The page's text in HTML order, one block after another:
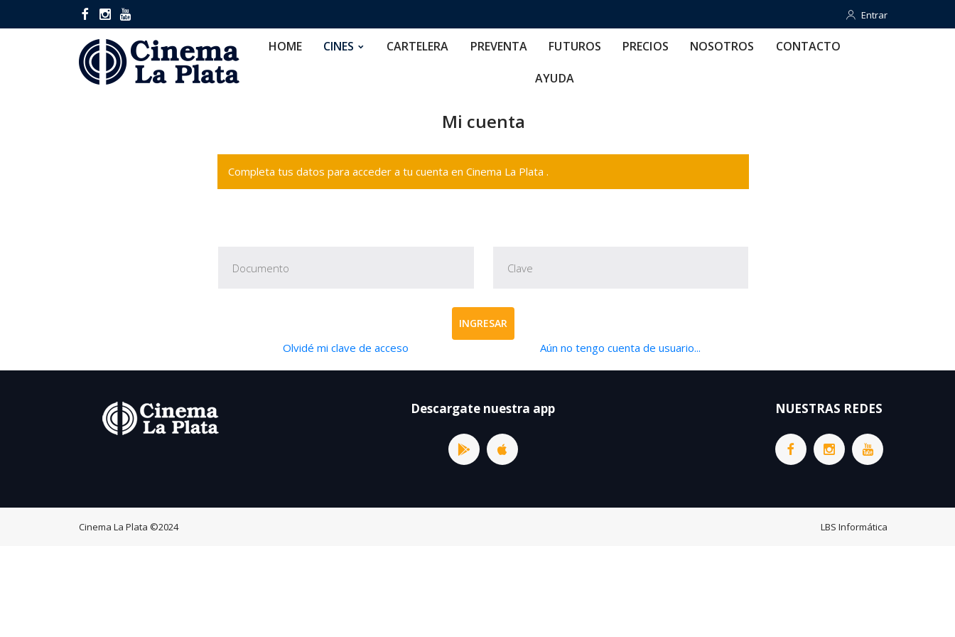
Entrar
Entrar
HOME CINES CARTELERA PREVENTA FUTUROS PRECIOS NOSOTROS CONTACTO
AYUDA
Mi cuenta
Completa tus datos para acceder a tu cuenta en Cinema La Plata .
INGRESAR
Olvidé mi clave de acceso Aún no tengo cuenta de usuario...
Descargate nuestra app NUESTRAS REDES
Cinema La Plata ©2024 LBS Informática